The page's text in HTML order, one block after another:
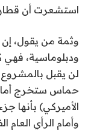
استشعرت أن قطار
وثمة من يقول،
ودبلوماسية، فهي
لن يقبل
حماس ستخرج
الأميركي) بأنها
وأمام الرأي